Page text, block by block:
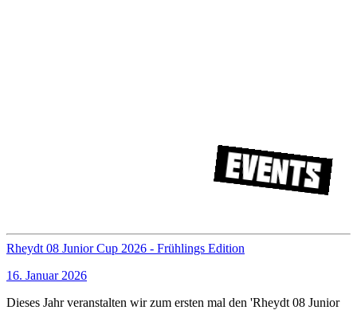
Events
Rheydt 08 Junior Cup 2026 - Frühlings Edition
16. Januar 2026
Dieses Jahr veranstalten wir zum ersten mal den 'Rheydt 08 Junior